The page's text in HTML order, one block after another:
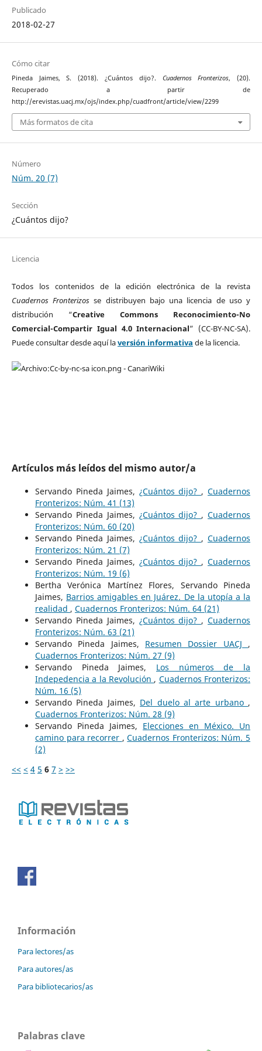
Publicado
2018-02-27
Cómo citar
Pineda Jaimes, S. (2018). ¿Cuántos dijo?. Cuadernos Fronterizos, (20).
Recuperado a partir de
http://erevistas.uacj.mx/ojs/index.php/cuadfront/article/view/2299
Más formatos de cita
Número
Núm. 20 (7)
Sección
¿Cuántos dijo?
Licencia
Todos los contenidos de la edición electrónica de la revista
Cuadernos Fronterizos se distribuyen bajo una licencia de uso y
distribución “Creative Commons Reconocimiento-No
Comercial-Compartir Igual 4.0 Internacional” (CC-BY-NC-SA).
Puede consultar desde aquí laversión informativa de la licencia.
Artículos más leídos del mismo autor/a
Servando Pineda Jaimes, ¿Cuántos dijo? ,Cuadernos
Fronterizos: Núm. 41 (13)
Servando Pineda Jaimes, ¿Cuántos dijo? ,Cuadernos
Fronterizos: Núm. 60 (20)
Servando Pineda Jaimes, ¿Cuántos dijo? ,Cuadernos
Fronterizos: Núm. 21 (7)
Servando Pineda Jaimes, ¿Cuántos dijo? ,Cuadernos
Fronterizos: Núm. 19 (6)
Bertha Verónica Martínez Flores, Servando Pineda
Jaimes, Barrios amigables en Juárez. De la utopía a la
realidad , Cuadernos Fronterizos: Núm. 64 (21)
Servando Pineda Jaimes, ¿Cuántos dijo? ,Cuadernos
Fronterizos: Núm. 63 (21)
Servando Pineda Jaimes, Resumen Dossier UACJ ,
Cuadernos Fronterizos: Núm. 27 (9)
Servando Pineda Jaimes, Los números de la
Indepedencia a la Revolución , Cuadernos Fronterizos:
Núm. 16 (5)
Servando Pineda Jaimes, Del duelo al arte urbano ,
Cuadernos Fronterizos: Núm. 28 (9)
Servando Pineda Jaimes, Elecciones en México. Un
camino para recorrer ,Cuadernos Fronterizos: Núm. 5
(2)
<< < 4 5 6 7 > >>
Información
Para lectores/as
Para autores/as
Para bibliotecarios/as
Palabras clave